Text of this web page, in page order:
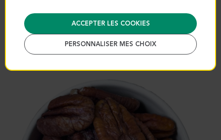
ACCEPTER LES COOKIES
PERSONNALISER MES CHOIX
Eurovanille
Référence : 2626